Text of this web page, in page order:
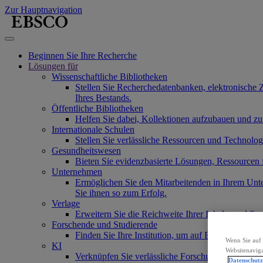
Zur Hauptnavigation
Beginnen Sie Ihre Recherche
Lösungen für
Wissenschaftliche Bibliotheken
Stellen Sie Recherchedatenbanken,
Ihres Bestands.
Öffentliche Bibliotheken
Helfen Sie dabei, Kollektionen aufzubauen und
Internationale Schulen
Stellen Sie verlässliche Ressourcen und
Gesundheitswesen
Bieten Sie evidenzbasierte Lösungen,
Unternehmen
Ermöglichen Sie den Mitarbeitenden in Ihrem
Sie ihnen so zum Erfolg.
Verlage
Erweitern Sie die Reichweite Ihrer Inhalte und
Forschende und Studierende
Finden Sie Ihre Institution, um auf EBSCOs
KI
Verknüpfen Sie verlässliche Forschungsinhalte mit
Wenn Sie